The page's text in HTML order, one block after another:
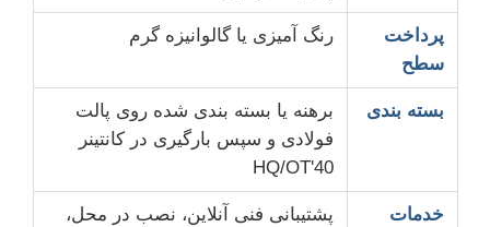
پرداخت
سطح
رنگ آمیزی یا گالوانیزه گرم
بسته بندی
برهنه یا بسته بندی شده روی پالت
فولادی و سپس بارگیری در کانتینر
40'HQ/OT
خدمات
پشتیبانی فنی آنلاین، نصب در محل،